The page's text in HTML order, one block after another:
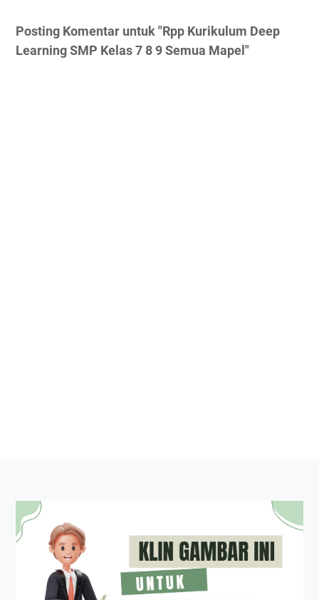
Posting Komentar untuk "Rpp Kurikulum Deep
Learning SMP Kelas 7 8 9 Semua Mapel"